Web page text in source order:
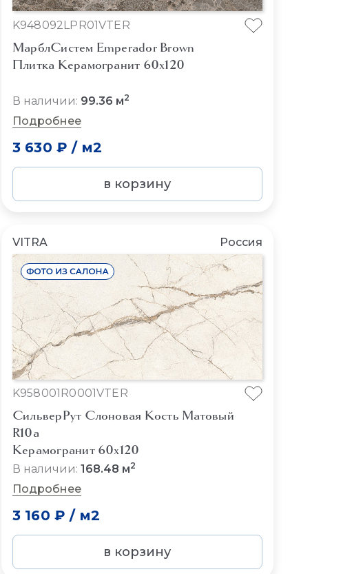
K948092LPR01VTER
МарблСистем Emperador Brown
Плитка Керамогранит 60x120
В наличии: 99.36 м2
Подробнее
3 630 ₽ / м2
в корзину
VITRA Россия
K958001R0001VTER
СильверРут Слоновая Кость Матовый
R10a
Керамогранит 60x120
В наличии: 168.48 м2
Подробнее
3 160 ₽ / м2
в корзину